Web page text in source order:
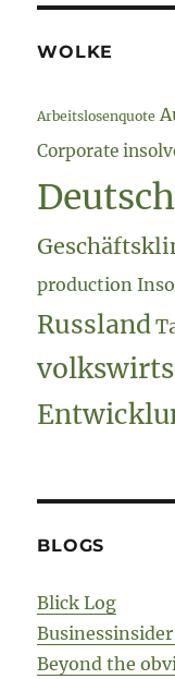
WOLKE
Arbeitslosenquote
Corporate
production
Russland
BLOGS
Blick Log
Beyond the